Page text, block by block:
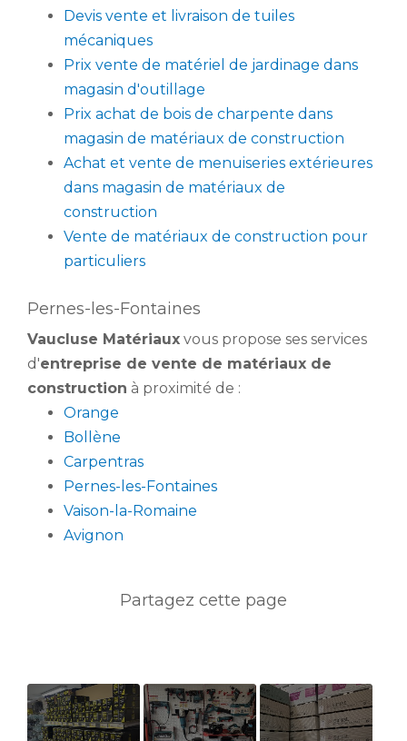
Devis vente et livraison de tuiles
mécaniques
Prix vente de matériel de jardinage dans
magasin d'outillage
Prix achat de bois de charpente dans
magasin de matériaux de construction
Achat et vente de menuiseries extérieures
dans magasin de matériaux de
construction
Vente de matériaux de construction pour
particuliers
Pernes-les-Fontaines
Vaucluse Matériaux vous propose ses services
d'entreprise de vente de matériaux de
construction à proximité de :
Orange
Bollène
Carpentras
Pernes-les-Fontaines
Vaison-la-Romaine
Avignon